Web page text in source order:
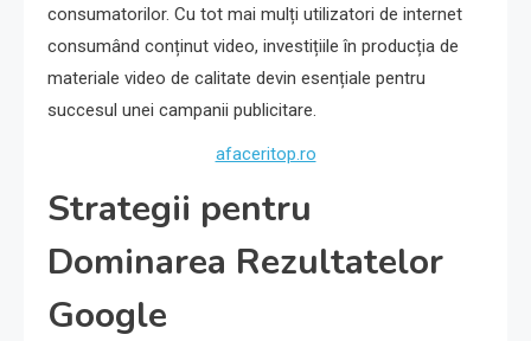
consumatorilor. Cu tot mai mulți utilizatori de internet
consumând conținut video, investițiile în producția de
materiale video de calitate devin esențiale pentru
succesul unei campanii publicitare.
afaceritop.ro
Strategii pentru
Dominarea Rezultatelor
Google